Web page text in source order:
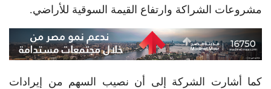
مشروعات الشراكة وارتفاع القيمة السوقية للأراضي.
كما أشارت الشركة إلى أن نصيب السهم من إيرادات